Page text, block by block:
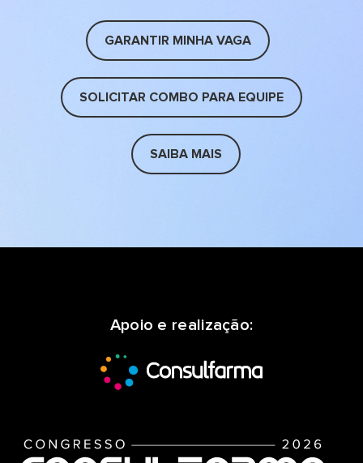
GARANTIR MINHA VAGA
SOLICITAR COMBO PARA EQUIPE
SAIBA MAIS
Apoio e realização: